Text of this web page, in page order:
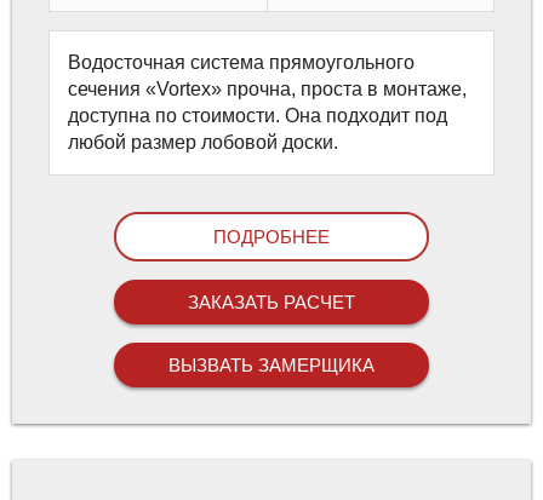
Водосточная система прямоугольного
сечения «Vortex» прочна, проста в монтаже,
доступна по стоимости. Она подходит под
любой размер лобовой доски.
ПОДРОБНЕЕ
ЗАКАЗАТЬ РАСЧЕТ
ВЫЗВАТЬ ЗАМЕРЩИКА